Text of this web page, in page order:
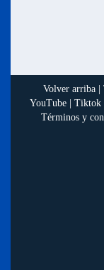
Volver arriba|
YouTube
Tiktok
Términos y